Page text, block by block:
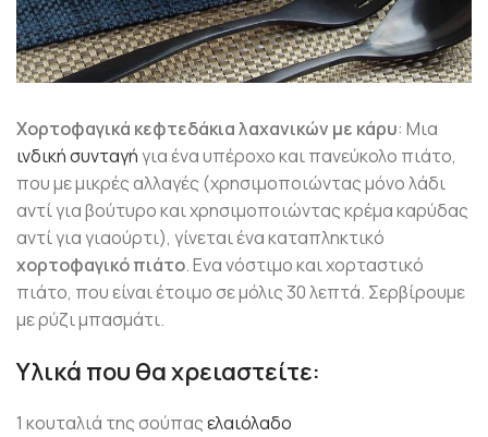
Χορτοφαγικά κεφτεδάκια λαχανικών με κάρυ: Μια
ινδική συνταγήγια ένα υπέροχο και πανεύκολο πιάτο,
που με μικρές αλλαγές (χρησιμοποιώντας μόνο λάδι
αντί για βούτυρο και χρησιμοποιώντας κρέμα καρύδας
αντί για γιαούρτι), γίνεται ένα καταπληκτικό
χορτοφαγικό πιάτο. Ενα νόστιμο και χορταστικό
πιάτο, που είναι έτοιμο σε μόλις 30 λεπτά. Σερβίρουμε
με ρύζι μπασμάτι.
Υλικά που θα χρειαστείτε:
1 κουταλιά της σούπαςελαιόλαδο